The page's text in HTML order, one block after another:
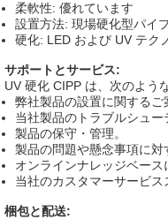
柔軟性: 優れています
設置方法: 現場硬化型パイ
硬化: LED および UV テク
サポートとサービス:
UV 硬化 CIPP は、次のよう
弊社製品の設置に関するご
当社製品のトラブルシュー
製品の保守・管理。
製品の問題や懸念事項に対
オンラインナレッジベース
当社のカスタマーサービス
梱包と配送: